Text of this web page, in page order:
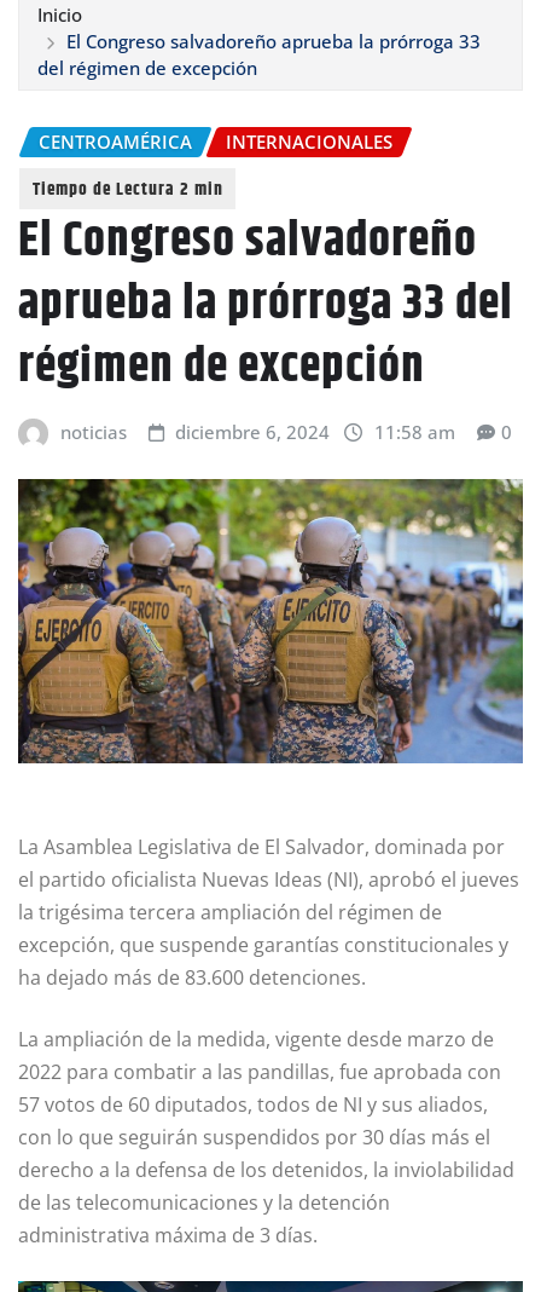
Inicio
El Congreso salvadoreño aprueba la prórroga 33
del régimen de excepción
CENTROAMÉRICA INTERNACIONALES
El Congreso salvadoreño
aprueba la prórroga 33 del
régimen de excepción
noticias diciembre 6, 2024 11:58 am 0
La Asamblea Legislativa de El Salvador, dominada por
el partido oficialista Nuevas Ideas (NI), aprobó el jueves
la trigésima tercera ampliación del régimen de
excepción, que suspende garantías constitucionales y
ha dejado más de 83.600 detenciones.
La ampliación de la medida, vigente desde marzo de
2022 para combatir a las pandillas, fue aprobada con
57 votos de 60 diputados, todos de NI y sus aliados,
con lo que seguirán suspendidos por 30 días más el
derecho a la defensa de los detenidos, la inviolabilidad
de las telecomunicaciones y la detención
administrativa máxima de 3 días.